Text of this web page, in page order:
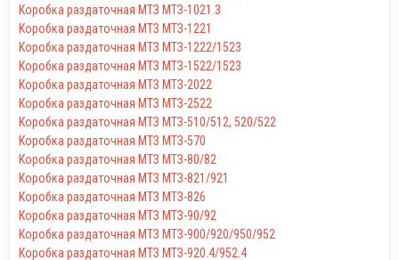
Коробка раздаточная МТЗ МТЗ-1021.3
Коробка раздаточная МТЗ МТЗ-1221
Коробка раздаточная МТЗ МТЗ-1222/1523
Коробка раздаточная МТЗ МТЗ-1522/1523
Коробка раздаточная МТЗ МТЗ-2022
Коробка раздаточная МТЗ МТЗ-2522
Коробка раздаточная МТЗ МТЗ-510/512, 520/522
Коробка раздаточная МТЗ МТЗ-570
Коробка раздаточная МТЗ МТЗ-80/82
Коробка раздаточная МТЗ МТЗ-821/921
Коробка раздаточная МТЗ МТЗ-826
Коробка раздаточная МТЗ МТЗ-90/92
Коробка раздаточная МТЗ МТЗ-900/920/950/952
Коробка раздаточная МТЗ МТЗ-920.4/952.4